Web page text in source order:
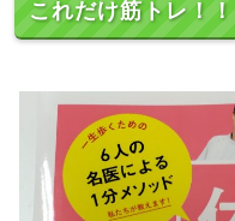
これだけ筋トレ！！